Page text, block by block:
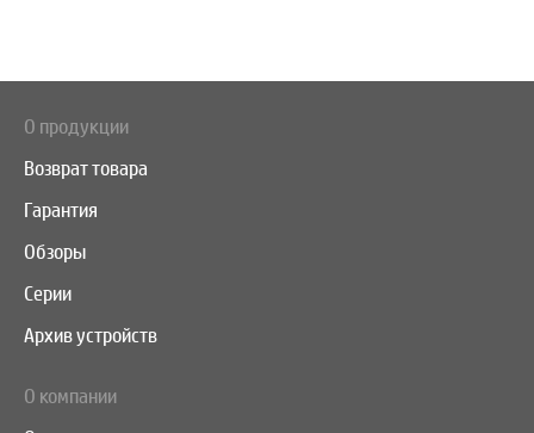
О продукции
Возврат товара
Гарантия
Обзоры
Серии
Архив устройств
О компании